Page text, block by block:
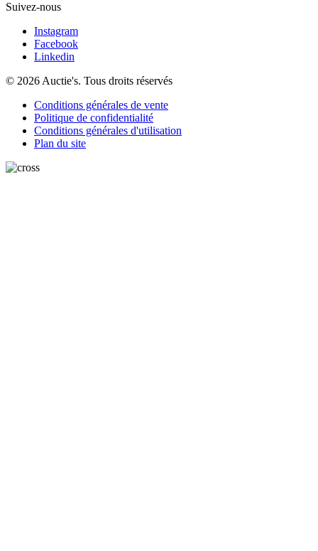
Suivez-nous
Instagram
Facebook
Linkedin
© 2026 Auctie's. Tous droits réservés
Conditions générales de vente
Politique de confidentialité
Conditions générales d'utilisation
Plan du site